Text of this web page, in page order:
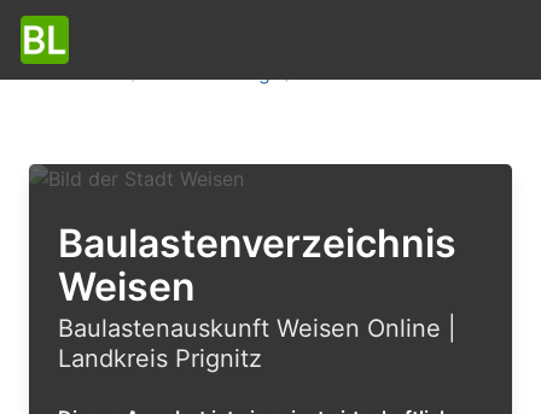
Baulastenverzeichnis
Weisen
Baulastenauskunft Weisen Online |
Landkreis Prignitz